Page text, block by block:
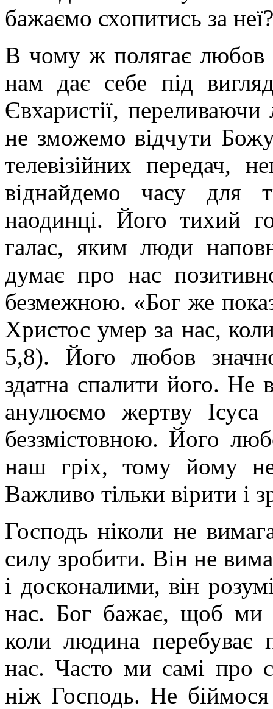
бажаємо схопитись за неї?
В чому ж полягає любов
нам дає себе під
Євхаристії,
не зможемо відчути
телевізійних передач,
віднайдемо часу для
наодинці. Його тихий
галас, яким люди
думає про нас
безмежною. «Бог же
Христос умер за нас,
5,8). Його любов
здатна спалити його.
анулюємо жертву
беззмістовною. Його
наш гріх, тому йому
Важливо тільки вірити і
Господь ніколи не
силу зробити. Він не
і досконалими, він
нас. Бог бажає, щоб ми
коли людина перебуває
нас. Часто ми самі про
ніж Господь. Не